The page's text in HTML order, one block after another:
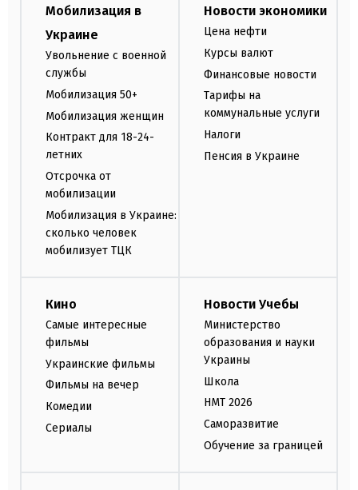
Мобилизация в
Украине
Увольнение с военной
службы
Мобилизация 50+
Мобилизация женщин
Контракт для 18-24-
летних
Отсрочка от
мобилизации
Мобилизация в Украине:
сколько человек
мобилизует ТЦК
Новости экономики
Цена нефти
Курсы валют
Финансовые новости
Тарифы на
коммунальные услуги
Налоги
Пенсия в Украине
Кино
Самые интересные
фильмы
Украинские фильмы
Фильмы на вечер
Комедии
Сериалы
Новости Учебы
Министерство
образования и науки
Украины
Школа
НМТ 2026
Саморазвитие
Обучение за границей